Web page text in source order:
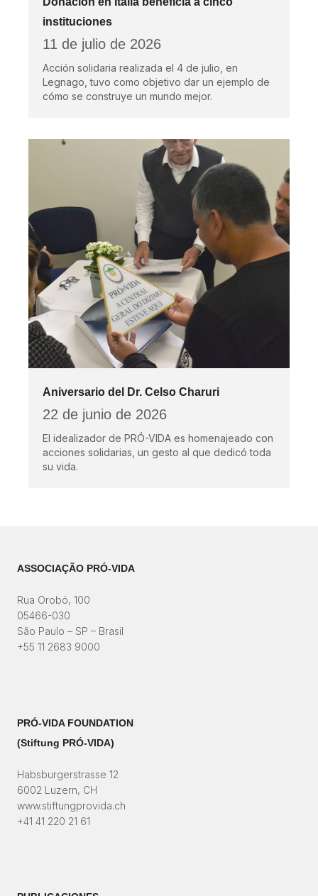
instituciones
11 de julio de 2026
Acción solidaria realizada el 4 de julio, en
Legnago, tuvo como objetivo dar un ejemplo de
cómo se construye un mundo mejor.
Aniversario del Dr. Celso Charuri
22 de junio de 2026
El idealizador de PRÓ-VIDA es homenajeado con
acciones solidarias, un gesto al que dedicó toda
su vida.
ASSOCIAÇÃO PRÓ-VIDA
Rua Orobó, 100
05466-030
São Paulo – SP – Brasil
+55 11 2683 9000
PRÓ-VIDA FOUNDATION
(Stiftung PRÓ-VIDA)​
Habsburgerstrasse 12
6002 Luzern, CH
www.stiftungprovida.ch
+41 41 220 21 61